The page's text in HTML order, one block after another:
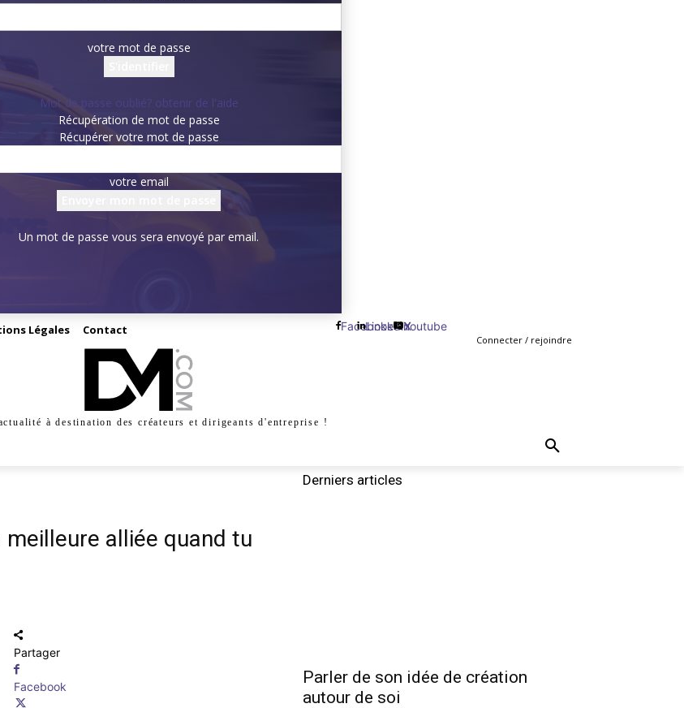
votre mot de passe
Mot de passe oublié? obtenir de l'aide
Récupération de mot de passe
Récupérer votre mot de passe
votre email
Un mot de passe vous sera envoyé par email.
Légales Contact Facebook
Linkedin
X
Youtube
Connecter / rejoindre
à destination des créateurs et dirigeants d'entreprise !
alliée quand tu
Partager
Facebook
Derniers articles
Parler de son idée de création
autour de soi